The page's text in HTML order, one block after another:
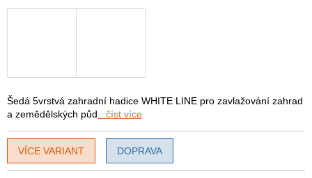
Šedá 5vrstvá zahradní hadice WHITE LINE pro zavlažování zahrad
a zemědělských půd ...číst více
VÍCE VARIANT DOPRAVA